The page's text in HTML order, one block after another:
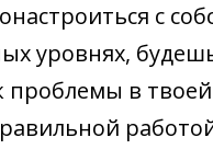
с
уровнях,
проблемы в